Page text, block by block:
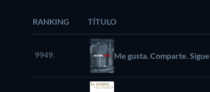
RANKING TÍTULO
9949. Me gusta. Comparte. Sigue